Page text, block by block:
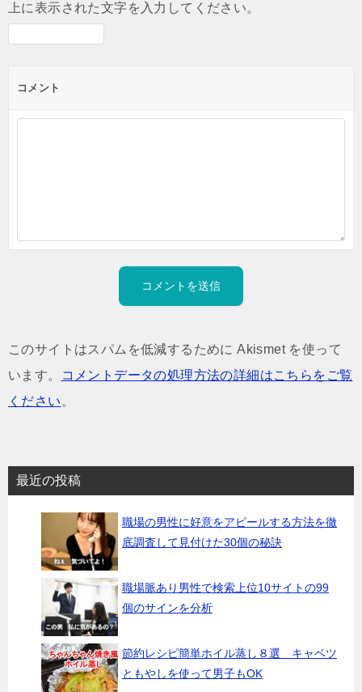
上に表示された文字を入力してください。
コメント
このサイトはスパムを低減するために Akismet を使って
います。
コメントデータの処理方法の詳細はこちらをご覧
ください 。
最近の投稿
職場の男性に好意をアピールする方法を徹
底調査して見付けた30個の秘訣
職場脈あり男性で検索上位10サイトの99
個のサインを分析
節約レシピ簡単ホイル蒸し８選 キャベツ
ともやしを使って男子もOK